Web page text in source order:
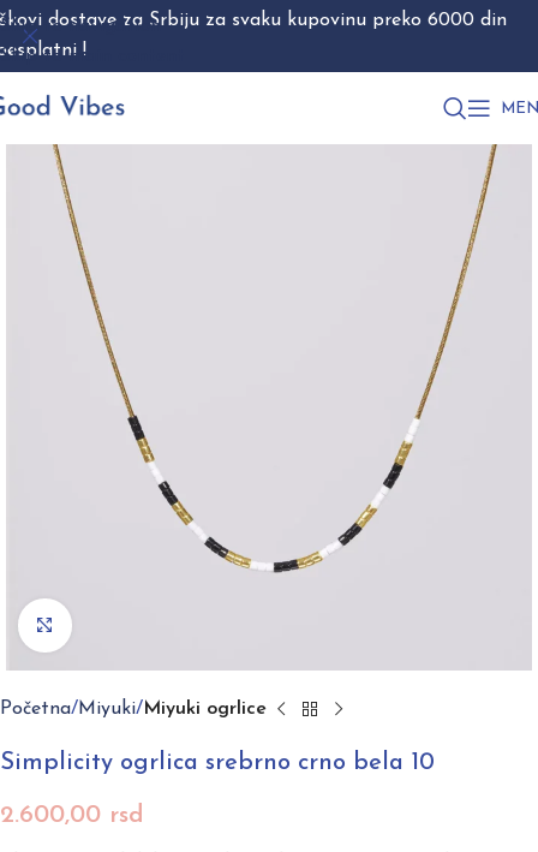
Skip to navigation
Skip to main content
Početna Miyuki Miyuki ogrlice
Simplicity ogrlica srebrno crno bela 10
2.600,00 rsd
dostave za Srbiju za svaku kupovinu preko 6000 din
!